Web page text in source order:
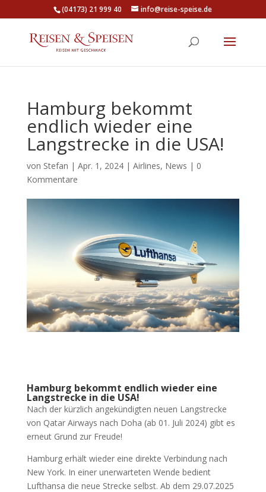
(04173) 21 999 40 info@reise-speise.de
Hamburg bekommt
endlich wieder eine
Langstrecke in die USA!
von Stefan | Apr. 1, 2024| Airlines, News | 0
Kommentare
Hamburg bekommt endlich wieder eine
Langstrecke in die USA!
Nach der kürzlich angekündigten neuen Langstrecke
von Qatar Airways nach Doha (ab 01. Juli 2024) gibt es
erneut Grund zur Freude!
Hamburg erhält wieder eine direkte Verbindung nach
New York. In einer unerwarteten Wende bedient
Lufthansa die neue Strecke selbst. Ab dem 29.07.2025